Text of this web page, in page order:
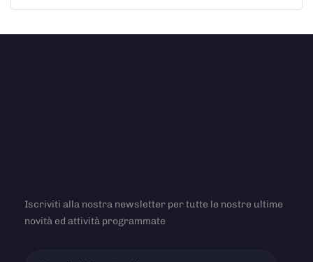
Iscriviti alla nostra newsletter per tutte le nostre ultime
novità ed attività programmate